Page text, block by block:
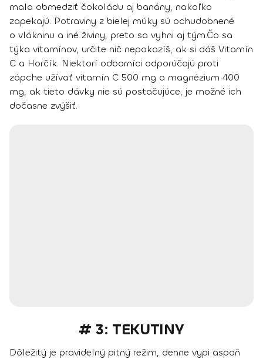
mala obmedziť čokoládu aj banány, nakoľko
zapekajú. Potraviny z bielej múky sú ochudobnené
o vlákninu a iné živiny, preto sa vyhni aj tým.Čo sa
týka vitamínov, určite nič nepokazíš, ak si dáš Vitamín
C a Horčík. Niektorí odborníci odporúčajú proti
zápche užívať vitamín C 500 mg a magnézium 400
mg, ak tieto dávky nie sú postačujúce, je možné ich
dočasne zvýšiť.
# 3: TEKUTINY
Dôležitý je pravidelný pitný režim, denne vypi aspoň